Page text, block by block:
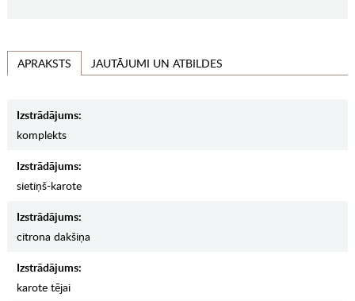
APRAKSTS JAUTĀJUMI UN ATBILDES
Izstrādājums:
komplekts
Izstrādājums:
sietiņš-karote
Izstrādājums:
citrona dakšiņa
Izstrādājums:
karote tējai